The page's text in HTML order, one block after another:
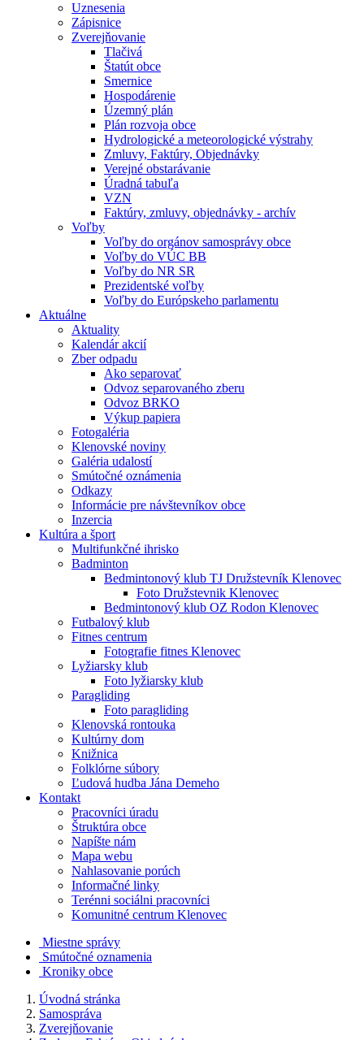
Uznesenia
Zápisnice
Zverejňovanie
Tlačivá
Štatút obce
Smernice
Hospodárenie
Územný plán
Plán rozvoja obce
Hydrologické a meteorologické výstrahy
Zmluvy, Faktúry, Objednávky
Verejné obstarávanie
Úradná tabuľa
VZN
Faktúry, zmluvy, objednávky - archív
Voľby
Voľby do orgánov samosprávy obce
Voľby do VÚC BB
Voľby do NR SR
Prezidentské voľby
Voľby do Európskeho parlamentu
Aktuálne
Aktuality
Kalendár akcií
Zber odpadu
Ako separovať
Odvoz separovaného zberu
Odvoz BRKO
Výkup papiera
Fotogaléria
Klenovské noviny
Galéria udalostí
Smútočné oznámenia
Odkazy
Informácie pre návštevníkov obce
Inzercia
Kultúra a šport
Multifunkčné ihrisko
Badminton
Bedmintonový klub TJ Družstevník Klenovec
Foto Družstevnik Klenovec
Bedmintonový klub OZ Rodon Klenovec
Futbalový klub
Fitnes centrum
Fotografie fitnes Klenovec
Lyžiarsky klub
Foto lyžiarsky klub
Paragliding
Foto paragliding
Klenovská rontouka
Kultúrny dom
Knižnica
Folklórne súbory
Ľudová hudba Jána Demeho
Kontakt
Pracovníci úradu
Štruktúra obce
Napíšte nám
Mapa webu
Nahlasovanie porúch
Informačné linky
Terénni sociálni pracovníci
Komunitné centrum Klenovec
Miestne správy
Smútočné oznamenia
Kroniky obce
Úvodná stránka
Samospráva
Zverejňovanie